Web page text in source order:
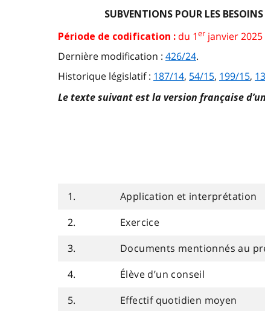
SUBVENTIONS POUR LES
Période de codification : du 1er janvier 2025
Dernière modification : 426/24.
Historique législatif : 187/14, 54/15, 199/15,
Le texte suivant est la version française
1.
Application et interprétation
2.
Exercice
3.
Documents mentionnés au
4.
Élève d’un conseil
5.
Effectif quotidien moyen